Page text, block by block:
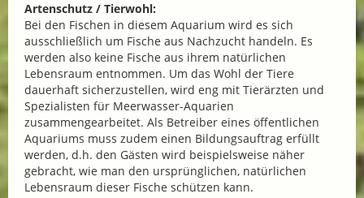
Artenschutz / Tierwohl:
Bei den Fischen in diesem Aquarium wird es sich
ausschließlich um Fische aus Nachzucht handeln. Es
werden also keine Fische aus ihrem natürlichen
Lebensraum entnommen. Um das Wohl der Tiere
dauerhaft sicherzustellen, wird eng mit Tierärzten und
Spezialisten für Meerwasser-Aquarien
zusammengearbeitet. Als Betreiber eines öffentlichen
Aquariums muss zudem einen Bildungsauftrag erfüllt
werden, d.h. den Gästen wird beispielsweise näher
gebracht, wie man den ursprünglichen, natürlichen
Lebensraum dieser Fische schützen kann.